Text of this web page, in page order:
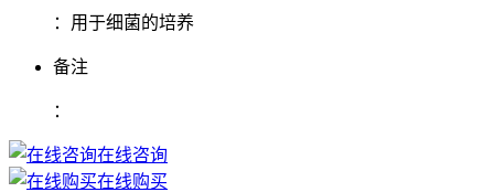
： 用于细菌的培养
备注
：
在线咨询
在线购买